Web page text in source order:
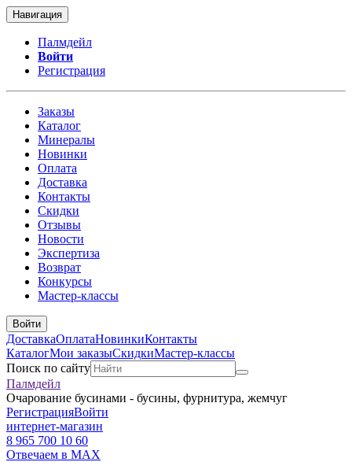
Навигация
Палмдейл
Войти
Регистрация
Заказы
Каталог
Минералы
Новинки
Оплата
Доставка
Контакты
Скидки
Отзывы
Новости
Экспертиза
Возврат
Конкурсы
Мастер-классы
Войти
ДоставкаОплатаНовинкиКонтакты
КаталогМои заказыСкидкиМастер-классы
Поиск по сайту
Палмдейл
Очарование бусинами - бусины, фурнитура, жемчуг
РегистрацияВойти
интернет-магазин
8 965 700 10 60
Отвечаем в MAX